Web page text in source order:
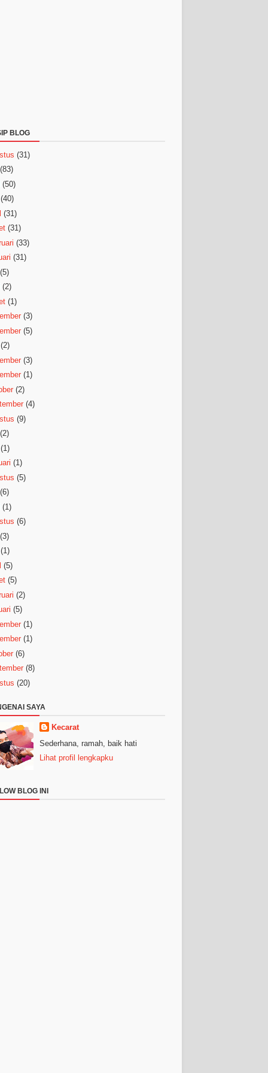
BLOG
(31)
(83)
(50)
(40)
(31)
(31)
(33)
(31)
(5)
(2)
(1)
(3)
(5)
(2)
(3)
(1)
(2)
(4)
(9)
(2)
(1)
(1)
(5)
(6)
(1)
(6)
(3)
(1)
(5)
(5)
(2)
(5)
(1)
(1)
(6)
(8)
(20)
SAYA
Kecarat
Sederhana, ramah, baik hati
Lihat profil lengkapku
BLOG INI